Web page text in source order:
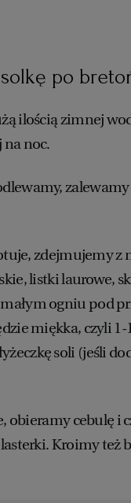
po
ilością zimnej
noc.
zdejmujemy z
listki laurowe,
ogniu pod
miękka, czyli
soli (jeśli
obieramy cebulę i
Kroimy też